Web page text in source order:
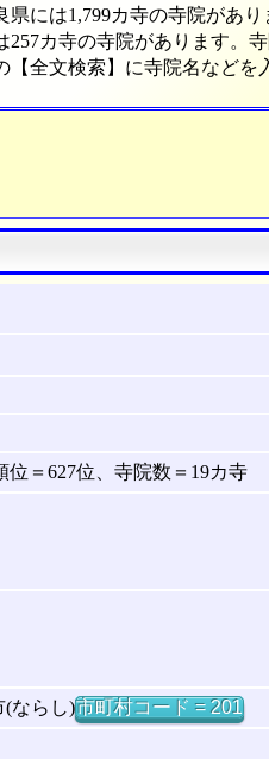
県には1,799カ寺の寺院があり
257カ寺の寺院があります。
【全文検索】に寺院名などを
＝627位、寺院数＝19カ寺
(ならし)市町村コード = 201